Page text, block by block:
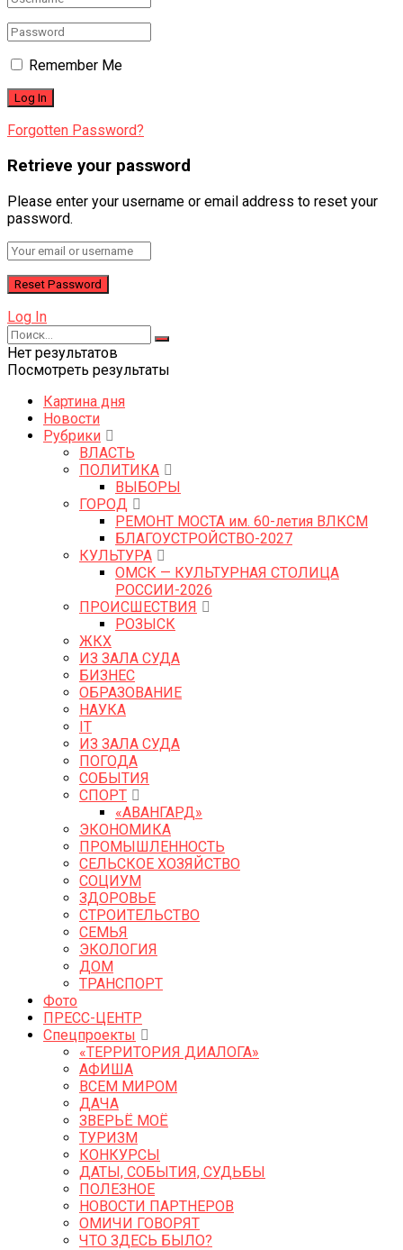
Remember Me
Forgotten Password?
Retrieve your password
Please enter your username or email address to reset your
password.
Log In
Нет результатов
Посмотреть результаты
Картина дня
Новости
Рубрики
ВЛАСТЬ
ПОЛИТИКА
ВЫБОРЫ
ГОРОД
РЕМОНТ МОСТА им. 60-летия ВЛКСМ
БЛАГОУСТРОЙСТВО-2027
КУЛЬТУРА
ОМСК — КУЛЬТУРНАЯ СТОЛИЦА
РОССИИ-2026
ПРОИСШЕСТВИЯ
РОЗЫСК
ЖКХ
ИЗ ЗАЛА СУДА
БИЗНЕС
ОБРАЗОВАНИЕ
НАУКА
IT
ИЗ ЗАЛА СУДА
ПОГОДА
СОБЫТИЯ
СПОРТ
«АВАНГАРД»
ЭКОНОМИКА
ПРОМЫШЛЕННОСТЬ
СЕЛЬСКОЕ ХОЗЯЙСТВО
СОЦИУМ
ЗДОРОВЬЕ
СТРОИТЕЛЬСТВО
СЕМЬЯ
ЭКОЛОГИЯ
ДОМ
ТРАНСПОРТ
Фото
ПРЕСС-ЦЕНТР
Спецпроекты
«ТЕРРИТОРИЯ ДИАЛОГА»
АФИША
ВСЕМ МИРОМ
ДАЧА
ЗВЕРЬЁ МОЁ
ТУРИЗМ
КОНКУРСЫ
ДАТЫ, СОБЫТИЯ, СУДЬБЫ
ПОЛЕЗНОЕ
НОВОСТИ ПАРТНЕРОВ
ОМИЧИ ГОВОРЯТ
ЧТО ЗДЕСЬ БЫЛО?